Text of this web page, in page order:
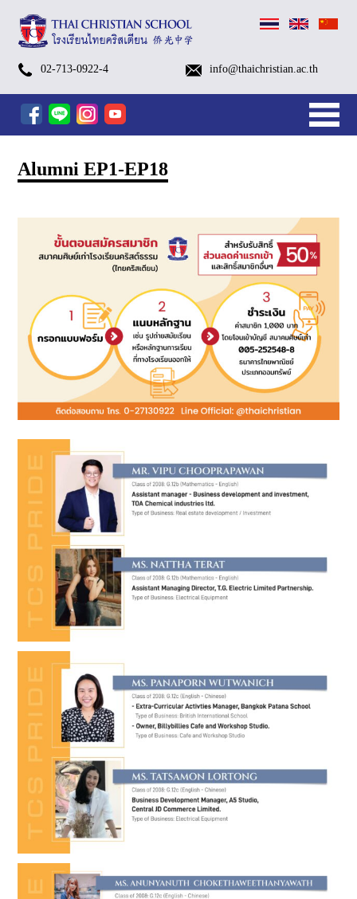
02-713-0922-4 info@thaichristian.ac.th
ค่าย
ความ
พร้อม
(Prep
Camp)
G.1-
Summer
Camp
2026
Kindergarten
Camp
2026
Open
ระดับ
ประถม
ศึกษา
Open
ปฐมวัย
รอบ
พิเศษ
TCS
House
2025
–
ครั้ง
ที่
TCS
Camp
2025(Grade
1
–
6)
TCS
Camp
2025
(Pre-
K
–
อบรม
ปฏิบัติ
การ
AI
Tools
สำหรับ
ยุค
ใหม่
School
Academic
Year
2026
ชำระ
เทอม
ผ่าน
Mobile
Banking
ตัวอย่าง
นักเรียน
Payment
Program
Kindergarten
K
–
KG)
Primary
(G.1
–
G.6)
Secondary
(G.7
–
G.12)
School,
Teams
After
Programs
FORM
[1/2026]
Kindergarten
School
[1/2026]
After
Programs
[1/2026]
Edutainment
[1/2026]
Small
(Eng.
&
Chi.)
[1/2026]
TCS
[1/2026]
TCS
[1/2026]
&
School
Service
Swimming
Library
School
Brochures
Admissions
Visa
Foreign
Students
&
Alumni
EP18
TCS
ฝ่าย
เสริม
จริยธรรม
คริสเตียน
Contact
ประวัติ
อัต
และ
วิสัย
ทัศน์
โครงสร้าง
งาน
TCSS
Christian
Sapanluang
School)
Sapan
Church
Alumni EP1-EP18